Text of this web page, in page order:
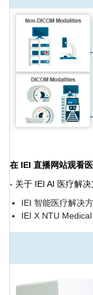
在 IEI 直播网站观看
- 关于 IEI AI 医疗解
IEI 智能医疗解决
IEI X NTU